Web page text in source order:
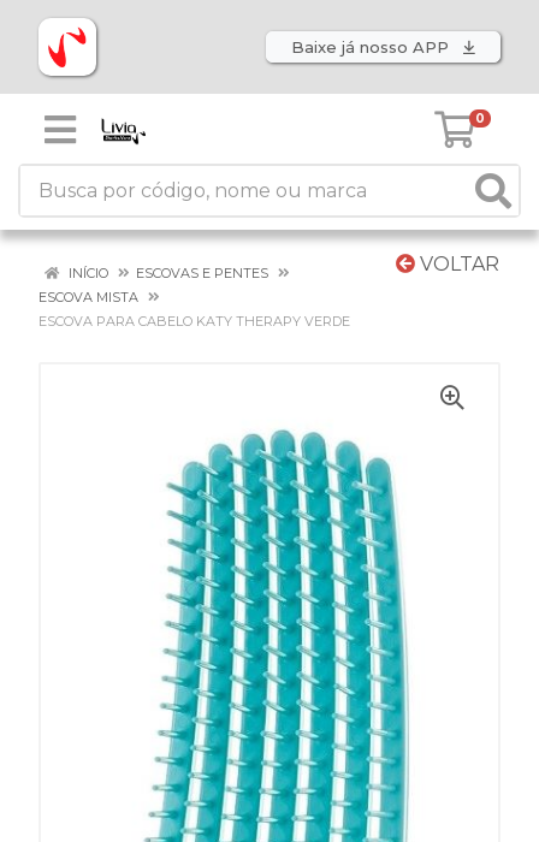
Baixe já nosso APP
0
VOLTAR
INÍCIO
ESCOVAS E PENTES
ESCOVA MISTA
ESCOVA PARA CABELO KATY THERAPY VERDE